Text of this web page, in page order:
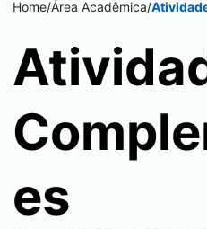
Home/Área Acadêmica/
es